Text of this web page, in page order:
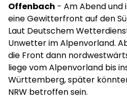
Offenbach - Am Abend und
eine Gewitterfront auf den
Laut Deutschem
Unwetter im Alpenvorland.
die Front dann
liege vom Alpenvorland bis
Württemberg, später
NRW betroffen sein.